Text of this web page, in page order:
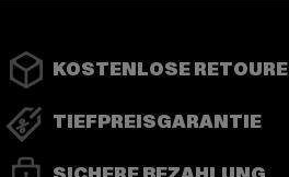
KOSTENLOSE RETOURE
TIEFPREISGARANTIE